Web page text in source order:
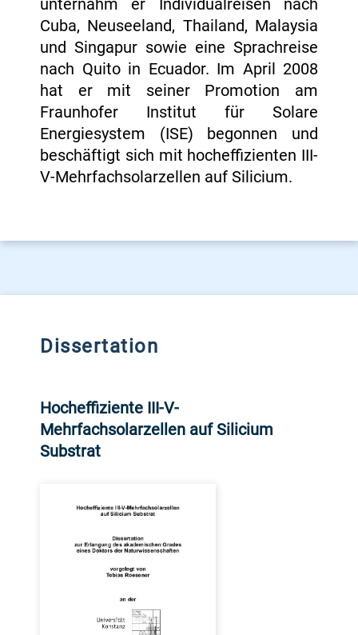
unternahm er Individualreisen nach
Cuba, Neuseeland, Thailand, Malaysia
und Singapur sowie eine Sprachreise
nach Quito in Ecuador. Im April 2008
hat er mit seiner Promotion am
Fraunhofer Institut für Solare
Energiesystem (ISE) begonnen und
beschäftigt sich mit hocheffizienten III-
V-Mehrfachsolarzellen auf Silicium.
Dissertation
Hocheffiziente III-V-
Mehrfachsolarzellen auf Silicium
Substrat